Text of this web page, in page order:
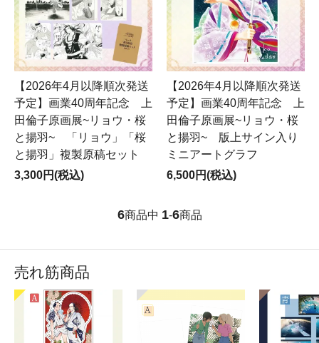
【2026年4月以降順次発送
予定】画業40周年記念 上
田倫子原画展~リョウ・桜
と揚羽~ 「リョウ」「桜
と揚羽」複製原稿セット
3,300円(税込)
【2026年4月以降順次発送
予定】画業40周年記念 上
田倫子原画展~リョウ・桜
と揚羽~ 版上サイン入り
ミニアートグラフ
6,500円(税込)
6商品中 1-6商品
売れ筋商品